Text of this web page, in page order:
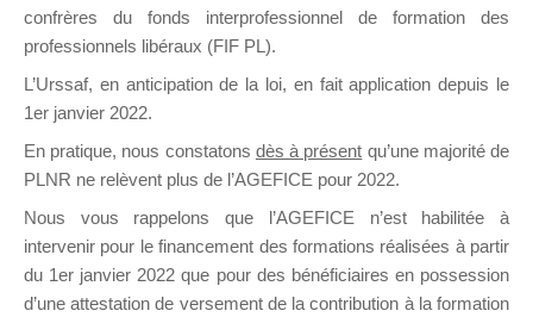
DIRIGEANT
il y a un mois
confrères du fonds interprofessionnel de formation des
professionnels libéraux (FIF PL).
L’Urssaf, en anticipation de la loi, en fait application depuis le
1er janvier 2022.
En pratique, nous constatons dès à présent qu’une majorité de
PLNR ne relèvent plus de l’AGEFICE pour 2022.
Nous vous rappelons que l’AGEFICE n’est habilitée à
intervenir pour le financement des formations réalisées à partir
du 1er janvier 2022 que pour des bénéficiaires en possession
d’une attestation de versement de la contribution à la formation